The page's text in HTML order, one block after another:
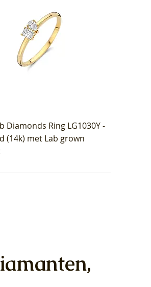
Diamonds Ring LG1030Y -
(14k) met Lab grown